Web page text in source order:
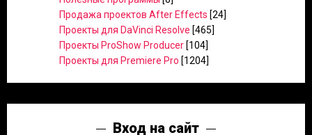
Продажа проектов After Effects [24]
Проекты для DaVinci Resolve [465]
Проекты ProShow Producer [104]
Проекты для Premiere Pro [1204]
Вход на сайт